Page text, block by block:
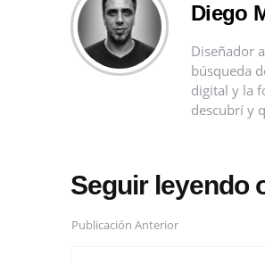
Diego
Diseñador
búsqueda
digital y la
descubrí y
Seguir leyendo
Publicación Anterior